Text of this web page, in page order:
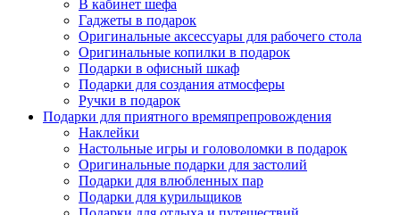
В кабинет шефа
Гаджеты в подарок
Оригинальные аксессуары для рабочего стола
Оригинальные копилки в подарок
Подарки в офисный шкаф
Подарки для создания атмосферы
Ручки в подарок
Подарки для приятного времяпрепровождения
Наклейки
Настольные игры и головоломки в подарок
Оригинальные подарки для застолий
Подарки для влюбленных пар
Подарки для курильщиков